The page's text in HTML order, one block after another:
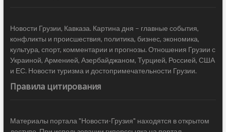
Новости Грузии, Кавказа. Картина дня – главные события,
конфликты и происшествия, политика, бизнес, экономика,
культура, спорт, комментарии и прогнозы. Отношения Грузии с
Украиной, Арменией, Азербайджаном, Турцией, Россией, США
и ЕС. Новости туризма и достопримечательности Грузии.
Правила цитирования
Материалы портала "Новости-Грузия" находятся в открытом